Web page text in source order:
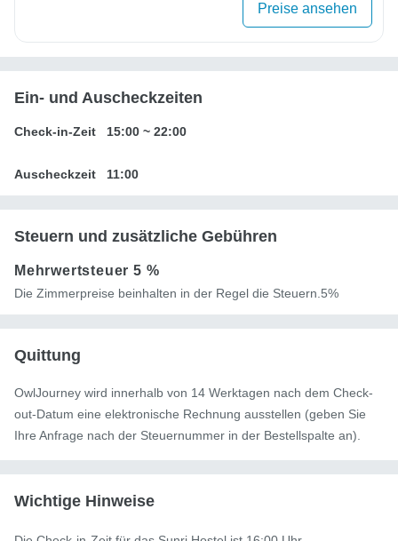
Preise ansehen
Ein- und Auscheckzeiten
Check-in-Zeit 15:00 ~ 22:00
Auscheckzeit 11:00
Steuern und zusätzliche Gebühren
Mehrwertsteuer5 %
Die Zimmerpreise beinhalten in der Regel die Steuern.5%
Quittung
OwlJourney wird innerhalb von 14 Werktagen nach dem Check-
out-Datum eine elektronische Rechnung ausstellen (geben Sie
Ihre Anfrage nach der Steuernummer in der Bestellspalte an).
Wichtige Hinweise